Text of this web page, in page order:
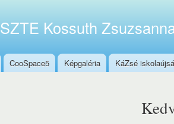
SZTE Kossuth
CooSpace5 Képgaléria KáZsé